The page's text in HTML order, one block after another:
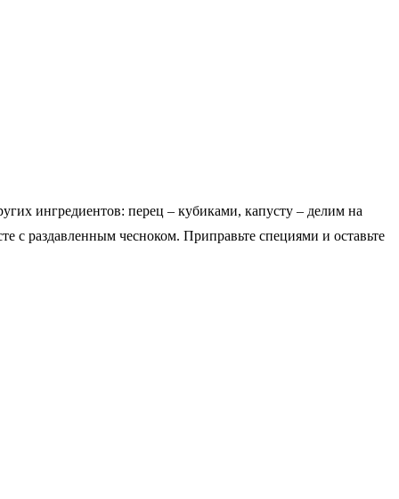
ингредиентов: перец – кубиками, капусту – делим на
с раздавленным чесноком. Приправьте специями и оставьте